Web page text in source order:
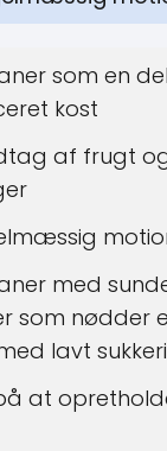
som en del
kost
af frugt og
motion
med sunde
som nødder
lavt
at